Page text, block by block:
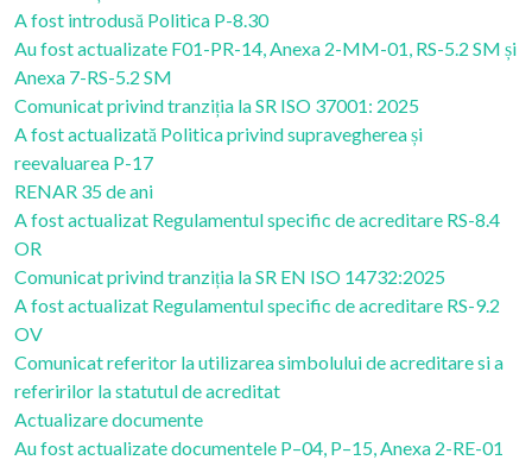
A fost introdusă Politica P-8.30
Au fost actualizate F01-PR-14, Anexa 2-MM-01, RS-5.2 SM și
Anexa 7-RS-5.2 SM
Comunicat privind tranziția la SR ISO 37001: 2025
A fost actualizată Politica privind supravegherea și
reevaluarea P-17
RENAR 35 de ani
A fost actualizat Regulamentul specific de acreditare RS-8.4
OR
Comunicat privind tranziția la SR EN ISO 14732:2025
A fost actualizat Regulamentul specific de acreditare RS-9.2
OV
Comunicat referitor la utilizarea simbolului de acreditare si a
referirilor la statutul de acreditat
Actualizare documente
Au fost actualizate documentele P–04, P–15, Anexa 2-RE-01